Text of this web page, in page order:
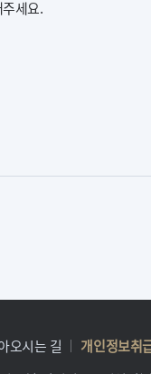
세요.
오시는 길
개인정보취